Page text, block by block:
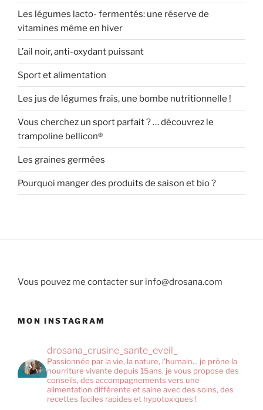
Les légumes lacto- fermentés: une réserve de
vitamines même en hiver
L’ail noir, anti-oxydant puissant
Sport et alimentation
Les jus de légumes frais, une bombe nutritionnelle !
Vous cherchez un sport parfait ? … découvrez le
trampoline bellicon®
Les graines germées
Pourquoi manger des produits de saison et bio ?
Vous pouvez me contacter sur info@drosana.com
MON INSTAGRAM
drosana_crusine_sante_eveil_
Passionnée par la vie, la nature, l'humain... je prône la
nourriture vivante depuis 15ans. je vous propose des
conseils, des accompagnements vers une
alimentation différente et saine avec des soins, des
recettes faciles rapides et hypotoxiques !